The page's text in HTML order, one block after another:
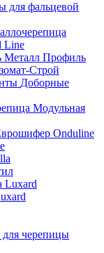
для фальцевой
Line
Металл Профиль
Строй
Доборные
Модульная
Onduline